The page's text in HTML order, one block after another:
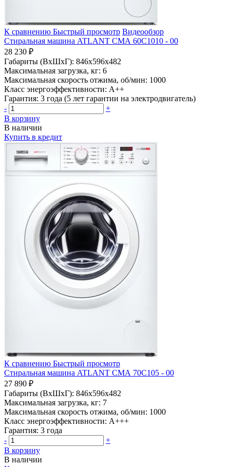
К сравнению Быстрый просмотр Видеообзор
Стиральная машина ATLANT СМА 60С1010 - 00
28 230 ₽
Габариты (ВхШхГ): 846x596x482
Максимальная загрузка, кг: 6
Максимальная скорость отжима, об/мин: 1000
Класс энергоэффективности: A++
Гарантия: 3 года (5 лет гарантии на электродвигатель)
-
+
В корзину
В наличии
Купить в кредит
К сравнению Быстрый просмотр
Стиральная машина ATLANT СМА 70С105 - 00
27 890 ₽
Габариты (ВхШхГ): 846x596x482
Максимальная загрузка, кг: 7
Максимальная скорость отжима, об/мин: 1000
Класс энергоэффективности: A+++
Гарантия: 3 года
-
+
В корзину
В наличии